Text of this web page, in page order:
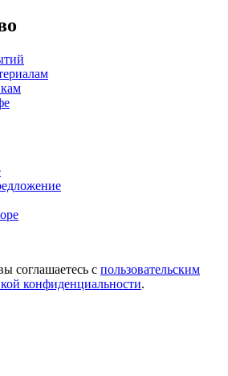
соглашаетесь с пользовательским
конфиденциальности.